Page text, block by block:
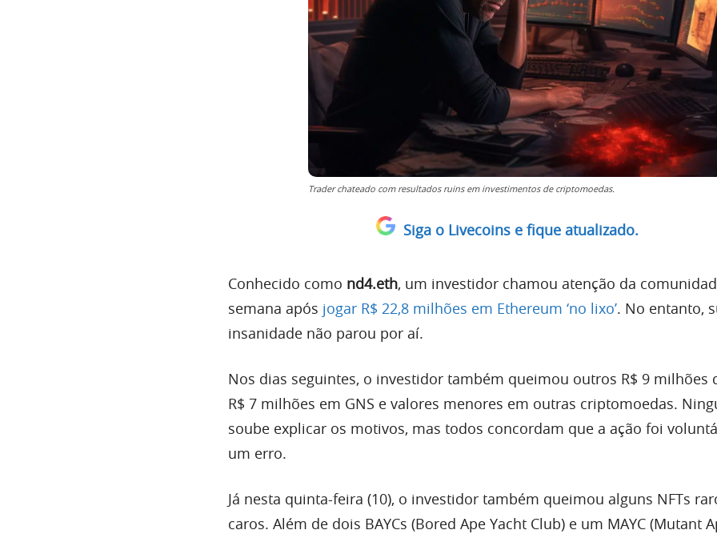
Trader chateado com resultados ruins em investimentos de criptomoedas.
Siga o Livecoins e fique atualizado.
Conhecido como nd4.eth, um investidor chamou atenção da
semana após jogar R$ 22,8 milhões em Ethereum ‘no lixo’. No entanto,
insanidade não parou por aí.
Nos dias seguintes, o investidor também queimou outros R$ 9 milhões
R$ 7 milhões em GNS e valores menores em outras criptomoedas.
soube explicar os motivos, mas todos concordam que a ação foi
um erro.
Já nesta quinta-feira (10), o investidor também queimou alguns NFTs
caros. Além de dois BAYCs (Bored Ape Yacht Club) e um MAYC (Mutant